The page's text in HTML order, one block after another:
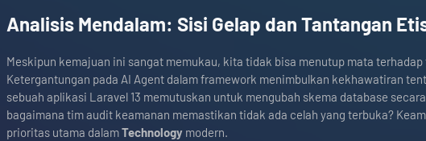
Analisis Mendalam: Sisi Gelap dan Tantangan
Meskipun kemajuan ini sangat memukau, kita tidak bisa menutup mata
Ketergantungan pada AI Agent dalam framework menimbulkan kekhawatiran
sebuah aplikasi Laravel 13 memutuskan untuk mengubah skema database
bagaimana tim audit keamanan memastikan tidak ada celah yang terbuka?
prioritas utama dalamTechnology modern.